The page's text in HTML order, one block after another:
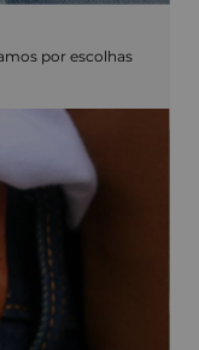
por escolhas